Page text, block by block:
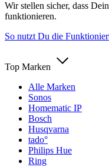
Wir stellen sicher, dass
funktionieren.
So nutzt Du die
Top Marken
Alle Marken
Sonos
Homematic IP
Bosch
Husqvarna
tado°
Philips Hue
Ring